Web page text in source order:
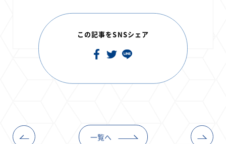
この記事をSNSシェア
一覧へ